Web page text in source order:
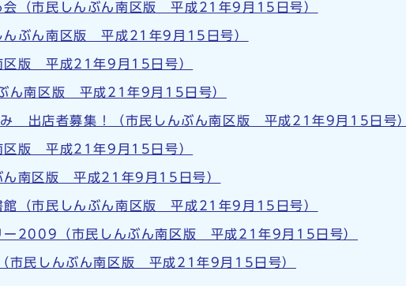
会（市民しんぶん南区版 平成21年9月15日号）
んぶん南区版 平成21年9月15日号）
区版 平成21年9月15日号）
ん南区版 平成21年9月15日号）
出店者募集！（市民しんぶん南区版 平成21年9月15日号）
区版 平成21年9月15日号）
ん南区版 平成21年9月15日号）
館（市民しんぶん南区版 平成21年9月15日号）
ー2009（市民しんぶん南区版 平成21年9月15日号）
市民しんぶん南区版 平成21年9月15日号）